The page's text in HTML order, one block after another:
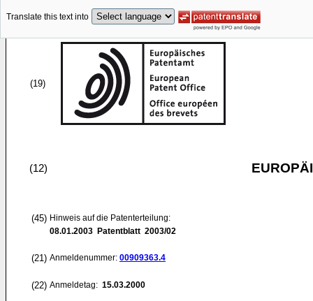
Translate this text into
(19)
(12)
(45) Hinweis auf die Patenterteilung:
08.01.2003 Patentblatt 2003/02
(21) Anmeldenummer: 00909363.4
(22) Anmeldetag: 15.03.2000